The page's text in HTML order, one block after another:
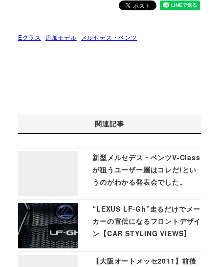
Eクラス 追加モデル メルセデス・ベンツ
関連記事
新型メルセデス・ベンツV-Class
が狙うユーザー層はコレだ!とい
うのがわかる発表会でした。
“LEXUS LF-Gh”走るだけでメー
カーの宣伝になるフロントデザイ
ン【CAR STYLING VIEWS】
【大阪オートメッセ2011】前後